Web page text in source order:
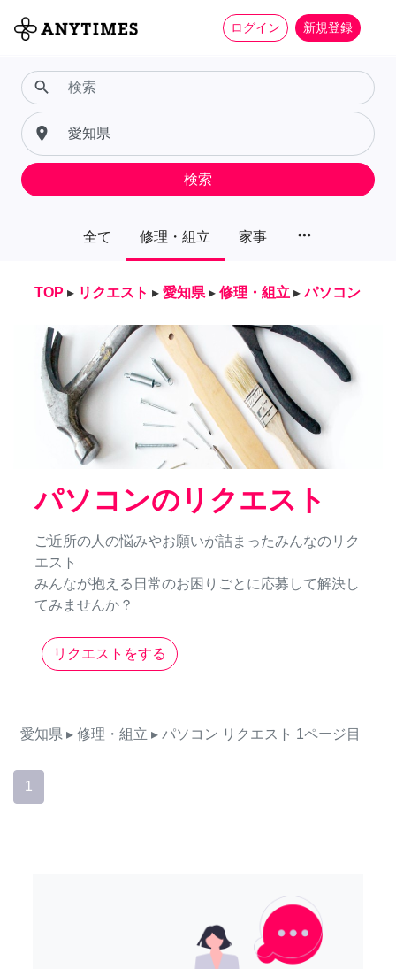
ログイン 新規登録
全て 修理・組立 家事 more_horiz
search
place
検索
TOP ▸ リクエスト ▸ 愛知県 ▸ 修理・組立 ▸ パソコン
パソコンのリクエスト
ご近所の人の悩みやお願いが詰まったみんなのリク
エスト
みんなが抱える日常のお困りごとに応募して解決し
てみませんか？
リクエストをする
愛知県 ▸ 修理・組立 ▸ パソコン リクエスト 1ページ目
1